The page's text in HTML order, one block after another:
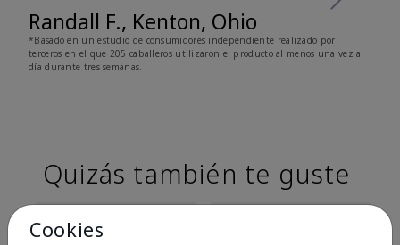
Randall F., Kenton, Ohio
*Basado en un estudio de consumidores independiente realizado por
terceros en el que 205 caballeros utilizaron el producto al menos una vez al
día durante tres semanas.
Quizás también te guste
Cookies